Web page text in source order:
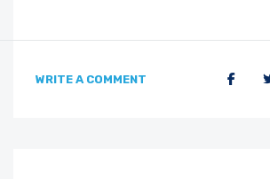
WRITE A COMMENT